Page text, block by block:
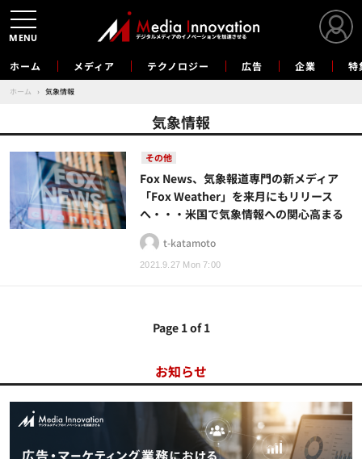
ホーム メディア テクノロジー 広告 企業 特
ホーム › 気象情報
気象情報
その他
2021.9.27 Mon 7:00
Fox News、気象報道専門の新メディア
「Fox Weather」を来月にもリリース
へ・・・米国で気象情報への関心高まる
t-katamoto
Page 1 of 1
お知らせ
MENU